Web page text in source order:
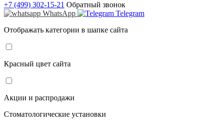
+7 (499) 302-15-21 Обратный звонок
WhatsApp
Telegram
Отображать категории в шапке сайта
Красный цвет сайта
Акции и распродажи
Стоматологические установки